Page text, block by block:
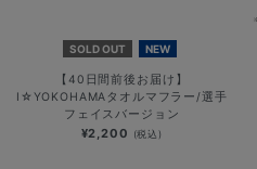
SOLD OUT NEW
【40日間前後お届け】
I☆YOKOHAMAタオルマフラー/選手
フェイスバージョン
¥2,200 (税込)